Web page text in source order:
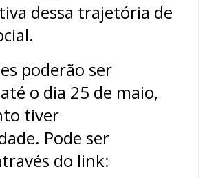
dessa trajetória de
poderão ser
o dia 25 de maio,
tiver
Pode ser
do link: